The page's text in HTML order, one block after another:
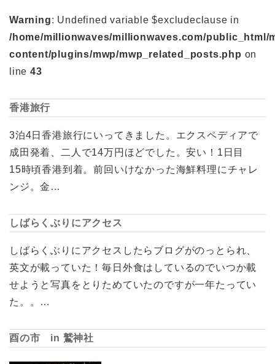
Warning: Undefined variable $excludeclause in
/home/millionwaves/millionwaves.com/public_html/
content/plugins/mwp/mwp_related_posts.php on
line 43
香港旅行
3泊4日香港旅行にいってきました。エクスペディアで
成田発着、二人で14万円ほどでした。安い！1日目
15時頃香港到着。前回いけなかった海鮮料理にチャレ
ンジ。金…
しばらくぶりにアクセス
しばらくぶりにアクセスしたらブログがのっとられ、
英文が載っていた！毎日外食はしているのでいつか載
せようと写真をとりためていたのですが一年たってい
た。。…
酉の市 in 鷲神社